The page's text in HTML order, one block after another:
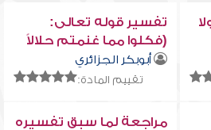
تفسير قوله تعالى:
(فكلوا مما غنمتم حلالاً
طيباً...)
أبوبكر الجزائري
تقييم المادة:
مراجعة لما سبق تفسيره